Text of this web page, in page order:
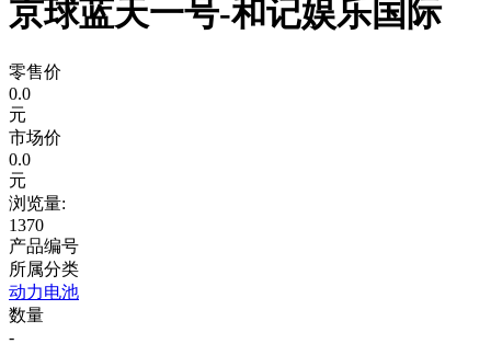
京球蓝天一号-和记娱乐国际
零售价
0.0
元
市场价
0.0
元
浏览量:
1370
产品编号
所属分类
动力电池
数量
-